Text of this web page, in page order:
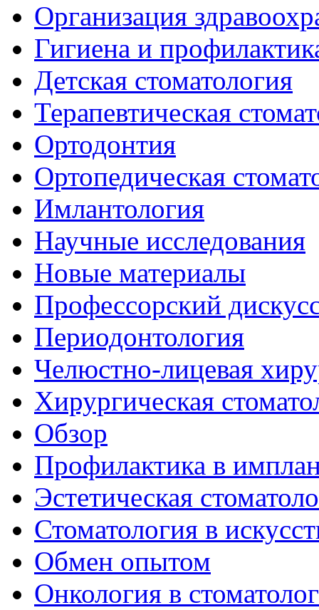
Организация
Гигиена и
Детская стоматология
Терапевтическая
Ортодонтия
Ортопедическая
Имлантология
Научные исследования
Новые материалы
Профессорский
Периодонтология
Челюстно-лицевая
Хирургическая
Обзор
Профилактика в
Эстетическая
Стоматология в
Обмен опытом
Онкология в